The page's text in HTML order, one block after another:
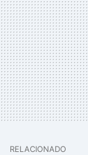
RELACIONADO